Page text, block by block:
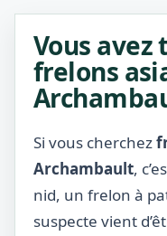
Vous avez
frelons
Si vous cherchez
Archambault,
nid, un frelon à
suspecte vient